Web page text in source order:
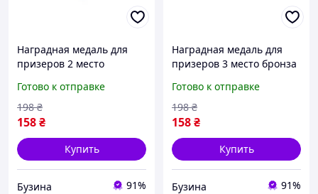
Наградная медаль для
призеров 2 место
соревнований конкурсов
и мероприятий диаметр
6,5 см buzyna
Готово к отправке
158₴
198 ₴
Купить
Бузина 91%
Наградная медаль для
призеров 3 место бронза
конкурсов и мероприятий
диаметр 6,5 см buzyna
Готово к отправке
158₴
198 ₴
Купить
Бузина 91%